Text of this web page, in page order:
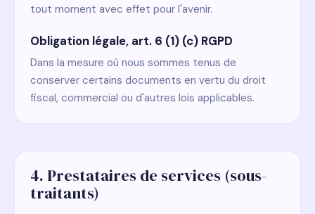
tout moment avec effet pour l'avenir.
Obligation légale, art. 6 (1) (c) RGPD
Dans la mesure où nous sommes tenus de
conserver certains documents en vertu du droit
fiscal, commercial ou d'autres lois applicables.
4. Prestataires de services (sous-
traitants)